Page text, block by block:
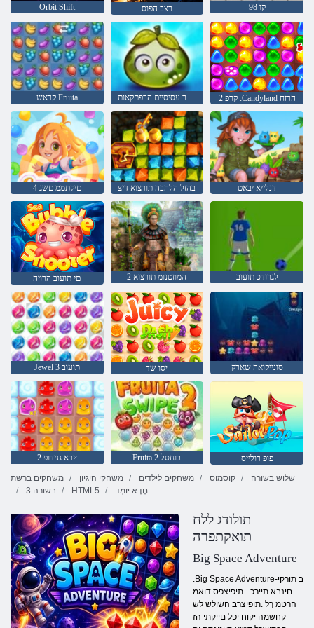
Orbit Shift רצב הפוס קו 98
קראש Fruita פירות יער עסיסיים הרפתקאות 2 קרפ :Candyland הרזח
4 םיקתממ םשג בהזל הלהבה תורצוא דיצ דנלייא יבאט
םי תועוב הרויה 2 המוזטנומ תורצוא לגרודכ תועוב
Jewel 3 תועוב יסו שד סונייקואה שארק
2 ץרא גנידופ Fruita 2 בוחסל
פופ רולייס
משחקים ברשת
משחקי היגיון משחקים לילדים קוסמוס
שלוש בשורה
3 בשורה
HTML5 םָדָא יּומְד
תולודג ללח
תואקתפרה
Big Space Adventure
.Big Space Adventure-ב תורקי
םינבא תיירכ - תיפיצפס דואמ
הרטמ ךל .תופיצרב השולש לש
קחשמה יקוח יפל םייקתי הז